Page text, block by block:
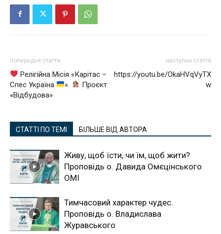
попередня стаття
Релігійна Місія «Карітас –
Спес Україна
».
Проєкт
«Відбудова»
наступна стаття
https://youtu.be/OkaHVqVyTX
w
СТАТТІ ПО ТЕМІ БІЛЬШЕ ВІД АВТОРА
Живу, щоб їсти, чи їм, щоб жити?
Проповідь о. Давида Омєцінського
ОМІ
Тимчасовий характер чудес.
Проповідь о. Владислава
Журавського